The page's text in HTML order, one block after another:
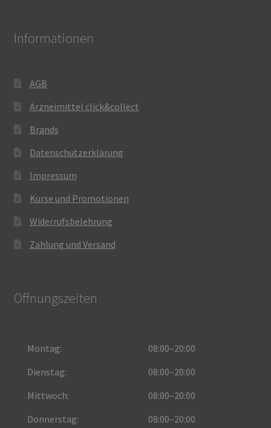
Informationen
AGB
Arzneimittel click&collect
Brands
Datenschutzerklärung
Impressum
Kurse und Promotionen
Widerrufsbelehrung
Zahlung und Versand
Öffnungszeiten
Montag:
08:00–20:00
Dienstag:
08:00–20:00
Mittwoch:
08:00–20:00
Donnerstag:
08:00–20:00